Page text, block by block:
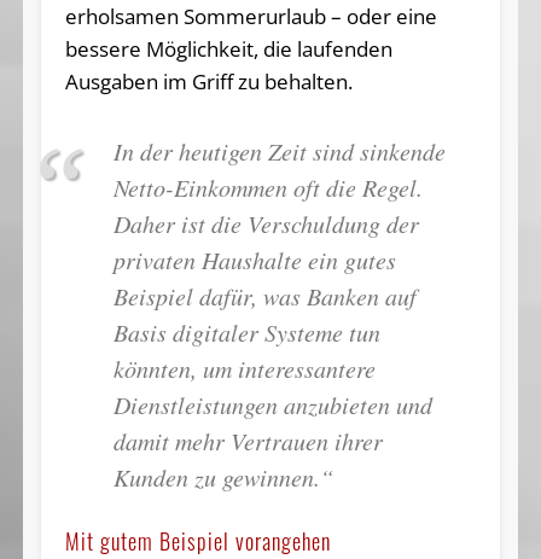
erholsamen Sommerurlaub – oder eine
bessere Möglichkeit, die laufenden
Ausgaben im Griff zu behalten.
In der heutigen Zeit sind sinkende
Netto-Einkommen oft die Regel.
Daher ist die Verschuldung der
privaten Haushalte ein gutes
Beispiel dafür, was Banken auf
Basis digitaler Systeme tun
könnten, um interessantere
Dienstleistungen anzubieten und
damit mehr Vertrauen ihrer
Kunden zu gewinnen.“
Mit gutem Beispiel vorangehen